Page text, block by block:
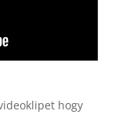
hogy